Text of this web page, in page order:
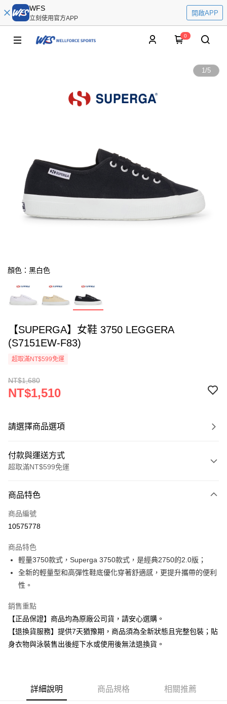
WFS
立刻使用官方APP
開啟APP
0
1/5
顏色：黑白色
【SUPERGA】女鞋 3750 LEGGERA
(S7151EW-F83)
超取滿NT$599免運
NT$1,680
NT$1,510
請選擇商品選項
付款與運送方式
超取滿NT$599免運
信用卡一次付款
超商取貨付款
運送方式
全家取貨付款
每筆NT$80，滿NT$599(含以上)免運費
7-11取貨付款
每筆NT$80，滿NT$599(含以上)免運費
商品特色
商品編號
10575778
商品特色
輕量3750款式，Superga 3750款式，是經典2750的2.0版；
全新的輕量型和高彈性鞋底優化穿著舒適感，更提升攜帶的便利
性。
銷售重點
【正品保證】商品均為原廠公司貨，請安心選購。
【退換貨服務】提供7天猶豫期，商品須為全新狀態且完整包裝；貼
身衣物與泳裝售出後經下水或使用後無法退換貨。
詳細說明 商品規格 相關推薦